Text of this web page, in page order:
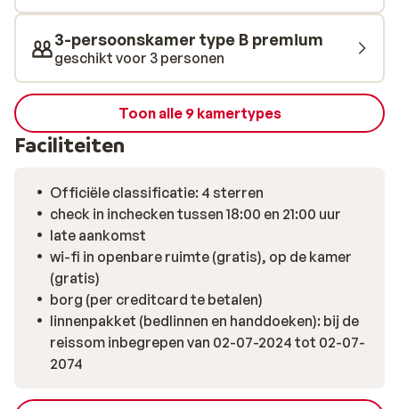
3-persoonskamer type B premium
geschikt voor 3 personen
Toon alle 9 kamertypes
Faciliteiten
Officiële classificatie: 4 sterren
check in inchecken tussen 18:00 en 21:00 uur
late aankomst
wi-fi in openbare ruimte (gratis), op de kamer
(gratis)
borg (per creditcard te betalen)
linnenpakket (bedlinnen en handdoeken): bij de
reissom inbegrepen van 02-07-2024 tot 02-07-
2074